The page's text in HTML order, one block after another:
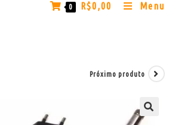
0 R$0,00 Menu
Próximo produto